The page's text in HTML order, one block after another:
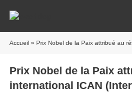
Accueil » Prix Nobel de la Paix attribué au réseau international ICAN
Prix Nobel de la Paix
international ICAN